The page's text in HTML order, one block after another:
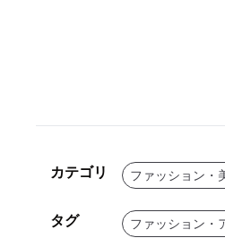
カテゴリ ファッション・
タグ ファッション・